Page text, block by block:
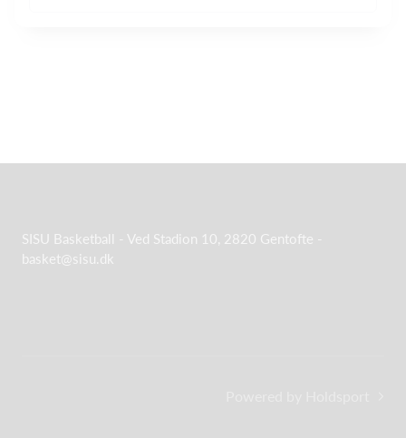
SISU Basketball - Ved Stadion 10, 2820 Gentofte -
basket@sisu.dk